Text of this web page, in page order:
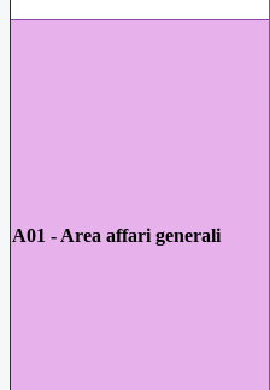
A01 - Area affari generali